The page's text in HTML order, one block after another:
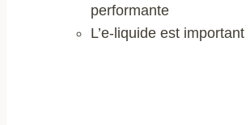
performante
L’e-liquide est important